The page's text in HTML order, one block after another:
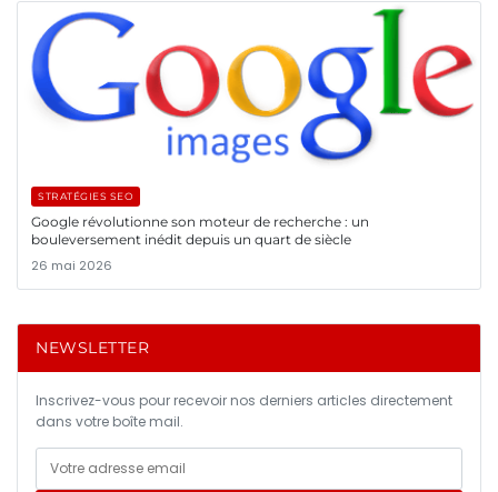
STRATÉGIES SEO
Google révolutionne son moteur de recherche : un
bouleversement inédit depuis un quart de siècle
26 mai 2026
NEWSLETTER
Inscrivez-vous pour recevoir nos derniers articles directement
dans votre boîte mail.